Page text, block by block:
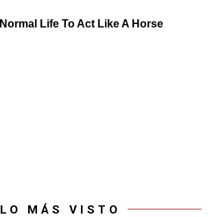
LO MÁS VISTO